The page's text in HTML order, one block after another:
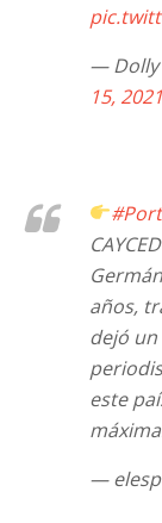
— Dolly
15, 2021
años,
dejó un
este
—